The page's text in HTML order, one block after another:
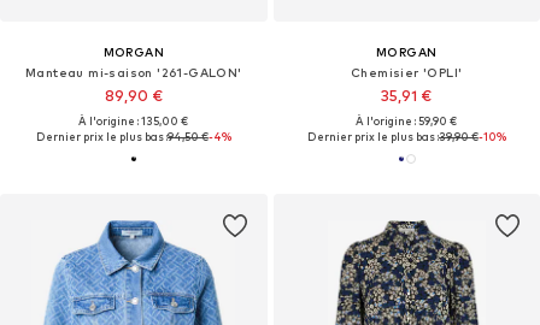
MORGAN
Manteau mi-saison '261-GALON'
89,90 €
À l'origine : 135,00 €
Dernier prix le plus bas :94,50 €-4%
MORGAN
Chemisier 'OPLI'
35,91 €
À l'origine : 59,90 €
Dernier prix le plus bas :39,90 €-10%